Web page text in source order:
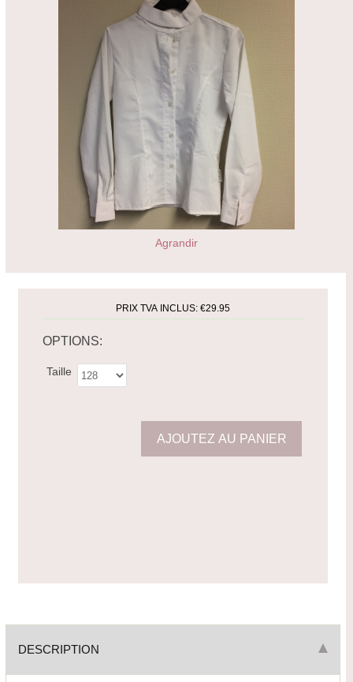
Agrandir
PRIX TVA INCLUS:€29.95
OPTIONS:
Taille
DESCRIPTION